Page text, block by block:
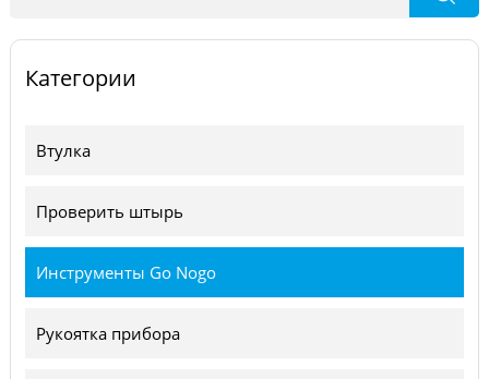
Категории
Втулка
Проверить штырь
Инструменты Go Nogo
Рукоятка прибора